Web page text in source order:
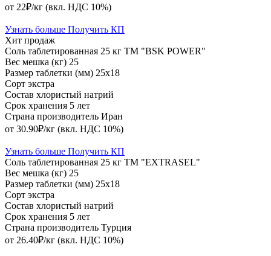
от 22₽/кг (вкл. НДС 10%)
Узнать больше Получить КП
Хит продаж
Соль таблетированная 25 кг ТМ "BSK POWER"
Вес мешка (кг) 25
Размер таблетки (мм) 25х18
Сорт экстра
Состав хлористый натрий
Срок хранения 5 лет
Страна производитель Иран
от 30.90₽/кг (вкл. НДС 10%)
Узнать больше Получить КП
Соль таблетированная 25 кг ТМ "EXTRASEL"
Вес мешка (кг) 25
Размер таблетки (мм) 25х18
Сорт экстра
Состав хлористый натрий
Срок хранения 5 лет
Страна производитель Турция
от 26.40₽/кг (вкл. НДС 10%)